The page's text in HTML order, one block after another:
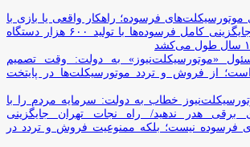
فرسوده؛ راهکار واقعی یا بازی با
منابع کشور؟ / جایگزینی کامل فرسوده‌ها با تولید ۶۰۰ هزار دستگاه
«موتورسیکلت‌نیوز» به دولت: وقت تصمیم
از فروش و تردد موتورسیکلت‌ها در پایتخت
خطاب به دولت: سرمایه مردم را با
برقی هدر ندهید/ راه نجات تهران جایگزینی
فرسوده نیست؛ بلکه ممنوعیت فروش و تردد در